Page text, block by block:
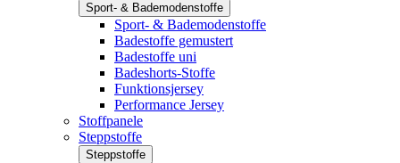
Sport- & Bademodenstoffe
Sport- & Bademodenstoffe
Badestoffe gemustert
Badestoffe uni
Badeshorts-Stoffe
Funktionsjersey
Performance Jersey
Stoffpanele
Steppstoffe
Steppstoffe